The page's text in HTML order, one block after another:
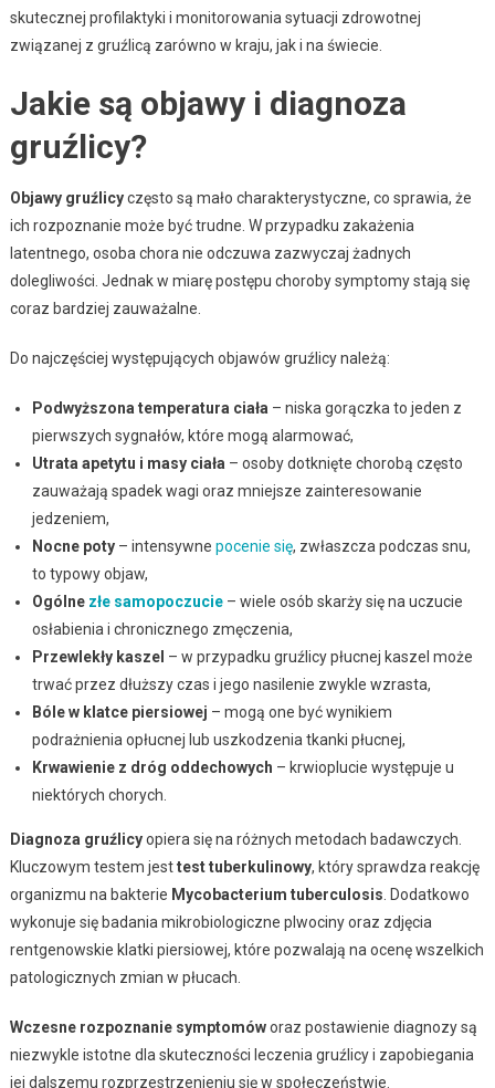
skutecznej profilaktyki i monitorowania sytuacji zdrowotnej
związanej z gruźlicą zarówno w kraju, jak i na świecie.
Jakie są objawy i diagnoza
gruźlicy?
Objawy gruźlicyczęsto są mało charakterystyczne, co sprawia, że
ich rozpoznanie może być trudne. W przypadku zakażenia
latentnego, osoba chora nie odczuwa zazwyczaj żadnych
dolegliwości. Jednak w miarę postępu choroby symptomy stają się
coraz bardziej zauważalne.
Do najczęściej występujących objawów gruźlicy należą:
Podwyższona temperatura ciała – niska gorączka to jeden z
pierwszych sygnałów, które mogą alarmować,
Utrata apetytu i masy ciała – osoby dotknięte chorobą często
zauważają spadek wagi oraz mniejsze zainteresowanie
jedzeniem,
Nocne poty– intensywne pocenie się, zwłaszcza podczas snu,
to typowy objaw,
Ogólne złe samopoczucie– wiele osób skarży się na uczucie
osłabienia i chronicznego zmęczenia,
Przewlekły kaszel – w przypadku gruźlicy płucnej kaszel może
trwać przez dłuższy czas i jego nasilenie zwykle wzrasta,
Bóle w klatce piersiowej – mogą one być wynikiem
podrażnienia opłucnej lub uszkodzenia tkanki płucnej,
Krwawienie z dróg oddechowych – krwioplucie występuje u
niektórych chorych.
Diagnoza gruźlicyopiera się na różnych metodach badawczych.
Kluczowym testem jesttest tuberkulinowy, który sprawdza reakcję
organizmu na bakterie Mycobacterium tuberculosis . Dodatkowo
wykonuje się badania mikrobiologiczne plwociny oraz zdjęcia
rentgenowskie klatki piersiowej, które pozwalają na ocenę wszelkich
patologicznych zmian w płucach.
Wczesne rozpoznanie symptomóworaz postawienie diagnozy są
niezwykle istotne dla skuteczności leczenia gruźlicy i zapobiegania
jej dalszemu rozprzestrzenieniu się w społeczeństwie.